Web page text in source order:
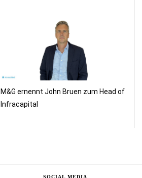
M&G ernennt John Bruen zum Head of
Infracapital
SOCIAL MEDIA